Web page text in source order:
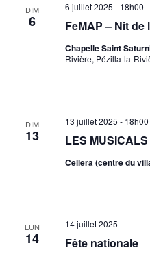
DIM
6 FeMAP – Nit
6 juillet 2025 - 18h00
Chapelle Saint
Rivière, Pézilla-la-
DIM
13 LES
13 juillet 2025 - 18h00
Cellera (centre du
LUN
14 Fête nationale
14 juillet 2025